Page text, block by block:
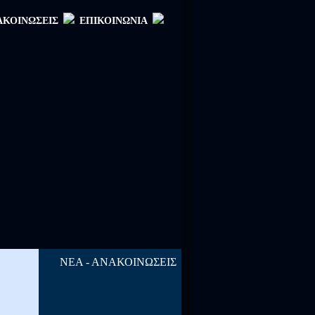
ΕΠΙΚΟΙΝΩΝΙΑ
ΝΕΑ - ΑΝΑΚΟΙΝΩΣΕΙΣ